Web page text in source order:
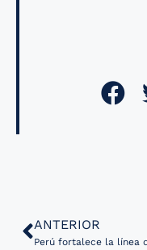
ANTERIOR